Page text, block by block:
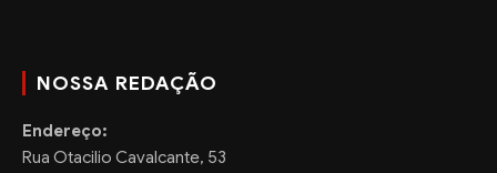
NOSSA REDAÇÃO
Endereço:
Rua Otacilio Cavalcante, 53